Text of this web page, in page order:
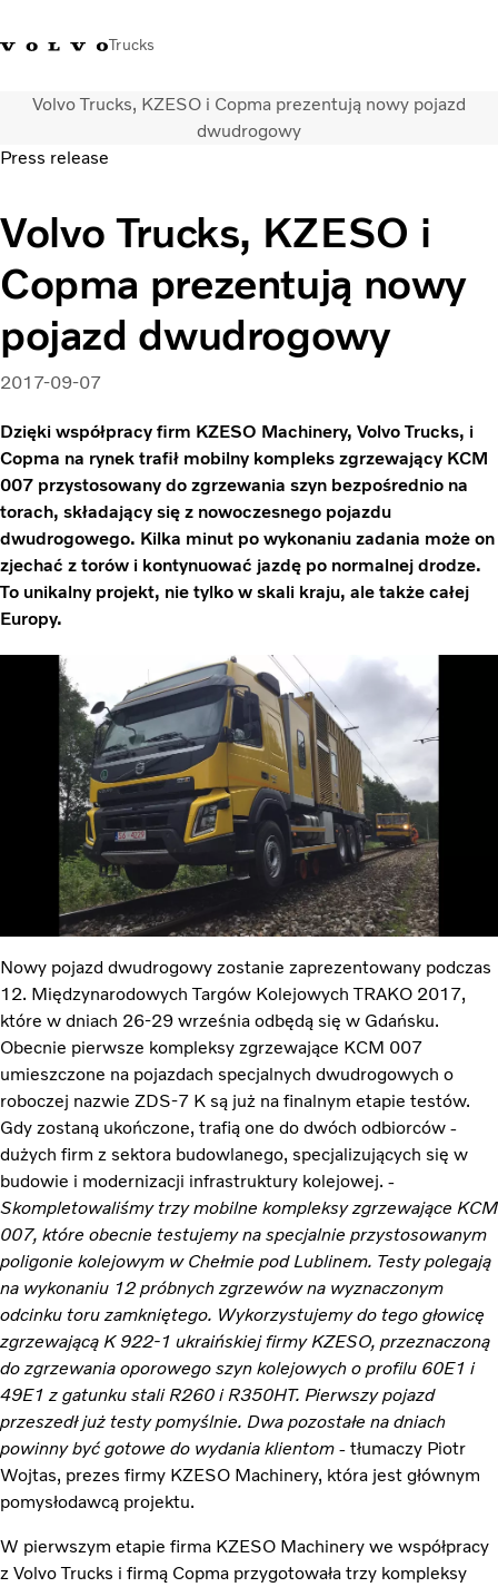
Trucks
+48 22 383 45 00Sklep Volvo TrucksZaloguj sięPolska
Samochody ciężarowe
Usługi
Wyszukiwarka dealerów
Aktualności
O nas
Volvo Truck Builder
Kontakt
Volvo Trucks, KZESO i Copma prezentują nowy pojazd
dwudrogowy
Press release
Volvo Trucks, KZESO i
Copma prezentują nowy
pojazd dwudrogowy
2017-09-07
Dzięki współpracy firm KZESO Machinery, Volvo Trucks, i
Copma na rynek trafił mobilny kompleks zgrzewający KCM
007 przystosowany do zgrzewania szyn bezpośrednio na
torach, składający się z nowoczesnego pojazdu
dwudrogowego. Kilka minut po wykonaniu zadania może on
zjechać z torów i kontynuować jazdę po normalnej drodze.
To unikalny projekt, nie tylko w skali kraju, ale także całej
Europy.
Nowy pojazd dwudrogowy zostanie zaprezentowany podczas
12. Międzynarodowych Targów Kolejowych TRAKO 2017,
które w dniach 26-29 września odbędą się w Gdańsku.
Obecnie pierwsze kompleksy zgrzewające KCM 007
umieszczone na pojazdach specjalnych dwudrogowych o
roboczej nazwie ZDS-7 K są już na finalnym etapie testów.
Gdy zostaną ukończone, trafią one do dwóch odbiorców -
dużych firm z sektora budowlanego, specjalizujących się w
budowie i modernizacji infrastruktury kolejowej. -
Skompletowaliśmy trzy mobilne kompleksy zgrzewające KCM
007, które obecnie testujemy na specjalnie przystosowanym
poligonie kolejowym w Chełmie pod Lublinem. Testy polegają
na wykonaniu 12 próbnych zgrzewów na wyznaczonym
odcinku toru zamkniętego. Wykorzystujemy do tego głowicę
zgrzewającą K 922-1 ukraińskiej firmy KZESO, przeznaczoną
do zgrzewania oporowego szyn kolejowych o profilu 60E1 i
49E1 z gatunku stali R260 i R350HT. Pierwszy pojazd
przeszedł już testy pomyślnie. Dwa pozostałe na dniach
powinny być gotowe do wydania klientom - tłumaczy Piotr
Wojtas, prezes firmy KZESO Machinery, która jest głównym
pomysłodawcą projektu.
W pierwszym etapie firma KZESO Machinery we współpracy
z Volvo Trucks i firmą Copma przygotowała trzy kompleksy